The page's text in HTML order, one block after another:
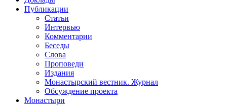
Публикации
Статьи
Интервью
Комментарии
Беседы
Слова
Проповеди
Издания
Монастырский вестник. Журнал
Обсуждение проекта
Монастыри